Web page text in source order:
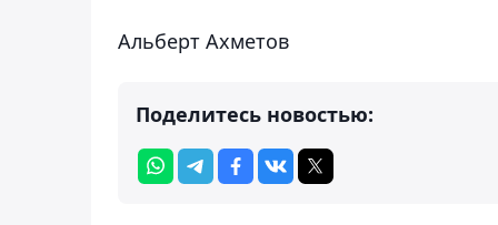
Альберт Ахметов
Поделитесь новостью: